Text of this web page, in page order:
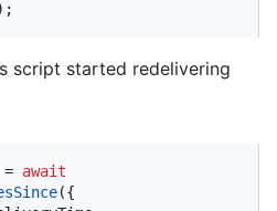
script started redelivering
await
({